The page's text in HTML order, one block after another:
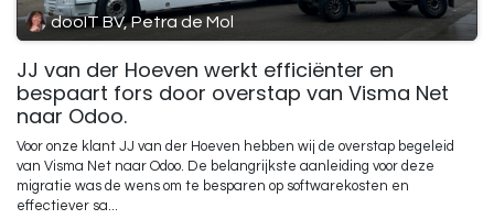
dooIT BV, Petra de Mol
JJ van der Hoeven werkt efficiënter en
bespaart fors door overstap van Visma Net
naar Odoo.
Voor onze klant JJ van der Hoeven hebben wij de overstap begeleid
van Visma Net naar Odoo. De belangrijkste aanleiding voor deze
migratie was de wens om te besparen op softwarekosten en
effectiever sa...